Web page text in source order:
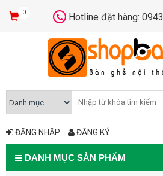
0 Hotline đặt hàng:
ĐĂNG NHẬP ĐĂNG KÝ
DANH MỤC SẢN PHẨM